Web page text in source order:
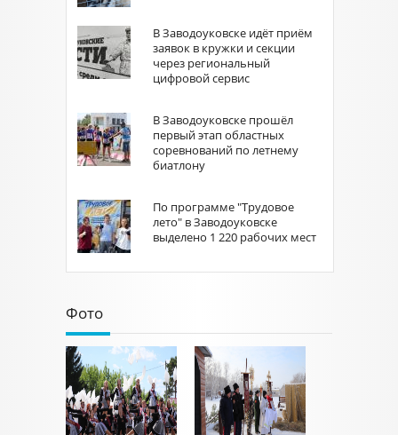
В Заводоуковске идёт приём
заявок в кружки и секции
через региональный
цифровой сервис
В Заводоуковске прошёл
первый этап областных
соревнований по летнему
биатлону
По программе "Трудовое
лето" в Заводоуковске
выделено 1 220 рабочих мест
Фото